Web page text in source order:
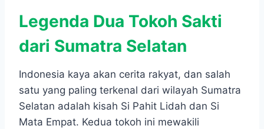
Legenda Dua Tokoh Sakti
dari Sumatra Selatan
Indonesia kaya akan cerita rakyat, dan salah
satu yang paling terkenal dari wilayah Sumatra
Selatan adalah kisah Si Pahit Lidah dan Si
Mata Empat. Kedua tokoh ini mewakili